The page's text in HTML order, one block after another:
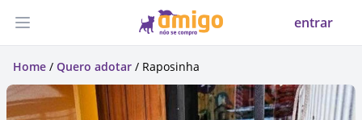
Abrir menu entrar
Home / Quero adotar / Raposinha